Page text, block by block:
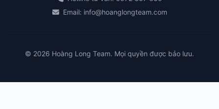
Email: info@hoanglongteam.com
© 2026 Hoàng Long Team. Mọi quyền được bảo lưu.